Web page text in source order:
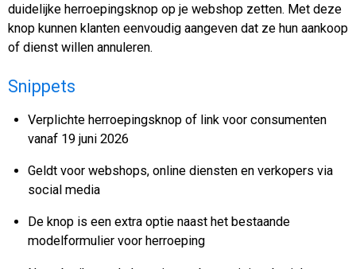
duidelijke herroepingsknop op je webshop zetten. Met deze
knop kunnen klanten eenvoudig aangeven dat ze hun aankoop
of dienst willen annuleren.
Snippets
Verplichte herroepingsknop of link voor consumenten
vanaf 19 juni 2026
Geldt voor webshops, online diensten en verkopers via
social media
De knop is een extra optie naast het bestaande
modelformulier voor herroeping